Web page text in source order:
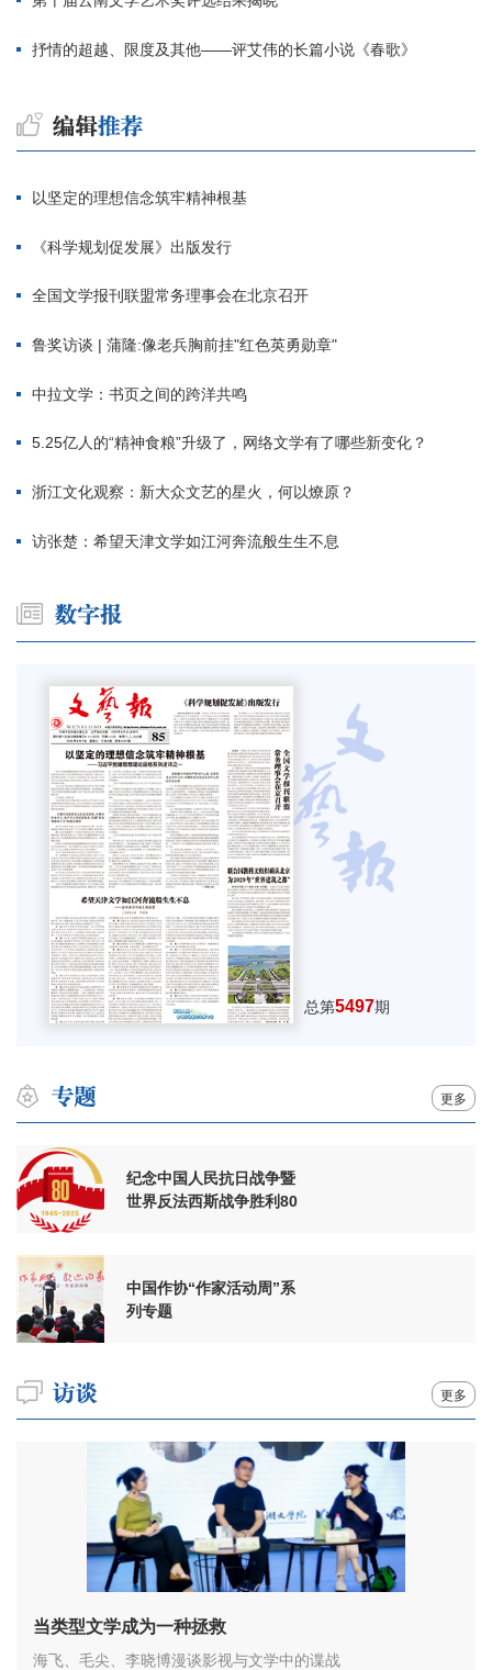
抒情的超越、限度及其他——评艾伟的长篇小说《春歌》
以坚定的理想信念筑牢精神根基
《科学规划促发展》出版发行
全国文学报刊联盟常务理事会在北京召开
鲁奖访谈 | 蒲隆:像老兵胸前挂"红色英勇勋章"
中拉文学：书页之间的跨洋共鸣
5.25亿人的“精神食粮”升级了，网络文学有了哪些新变化？
浙江文化观察：新大众文艺的星火，何以燎原？
访张楚：希望天津文学如江河奔流般生生不息
总第5497期
更多
纪念中国人民抗日战争暨
世界反法西斯战争胜利80
中国作协“作家活动周”系
列专题
更多
当类型文学成为一种拯救
海飞、毛尖、李晓博漫谈影视与文学中的谍战